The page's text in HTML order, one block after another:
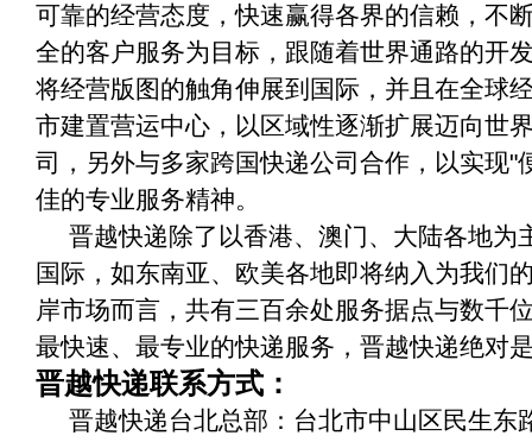
可靠的经营态度，快速赢得各界的信赖，不
全的客户服务为目标，跟随着世界通路的开
将经营版图的触角伸展到国际，并且在全球
市建置营运中心，以区域性逐渐扩展迈向世
司，另外与多家跨国快递公司合作，以实现"
佳的专业服务精神。
晋越快递除了以香港、澳门、大陆各地为
国际，如东南亚、欧美各地即将纳入为我们
岸市场而言，共有三百余处服务据点与数千
最快速、最专业的快递服务，晋越快递绝对
晋越快递联系方式：
晋越快递台北总部：台北市中山区民生东